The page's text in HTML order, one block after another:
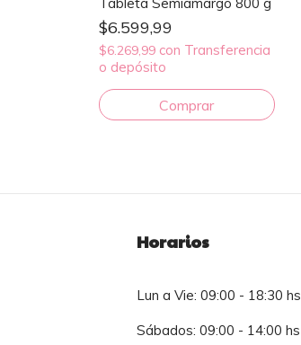
$6.599,99
$6.269,99 con Transferencia
o depósito
Horarios
Lun a Vie: 09:00 - 18:30 hs
Sábados: 09:00 - 14:00 hs